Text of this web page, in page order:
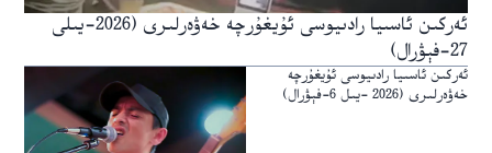
ئەركىن ئاسىيا رادىيوسى ئۇيغۇرچە خەۋەرلىرى (2026-يىلى
27-فېۋرال)
ئەركىن ئاسىيا رادىيوسى ئۇيغۇرچە
خەۋەرلىرى (2026 -يىل 6-فېۋرال)